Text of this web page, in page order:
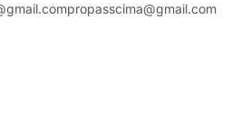
propasscima@gmail.com